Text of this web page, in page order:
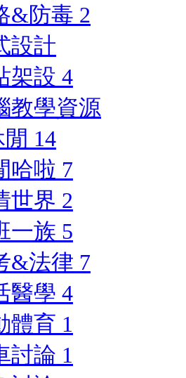
&防毒 2
設計
架設 4
教學資源
14
哈啦 7
世界 2
一族 5
&法律 7
醫學 4
體育 1
討論 1